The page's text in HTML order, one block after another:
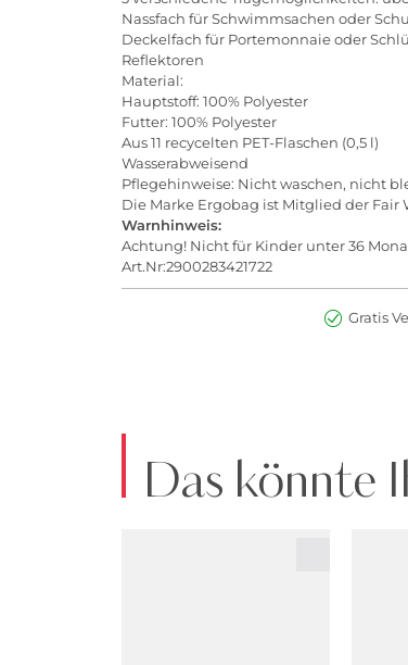
Nassfach für Schwimmsachen oder
Deckelfach für Portemonnaie oder
Reflektoren
Material:
Hauptstoff: 100% Polyester
Futter: 100% Polyester
Aus 11 recycelten PET-Flaschen (0,5 l)
Wasserabweisend
Pflegehinweise: Nicht waschen, nicht
Die Marke Ergobag ist Mitglied der Fair
Warnhinweis:
Achtung! Nicht für Kinder unter 36
Art.Nr:2900283421722
Gratis
Das könnte